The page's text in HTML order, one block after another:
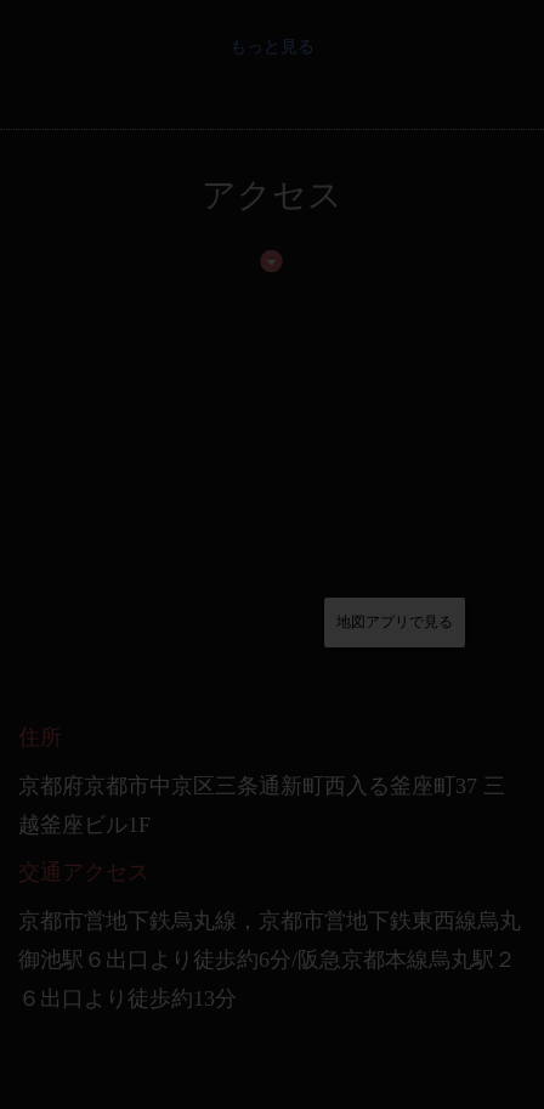
もっと見る
アクセス
地図アプリで見る
住所
京都府京都市中京区三条通新町西入る釜座町37 三
越釜座ビル1F
交通アクセス
京都市営地下鉄烏丸線，京都市営地下鉄東西線烏丸
御池駅６出口より徒歩約6分/阪急京都本線烏丸駅２
６出口より徒歩約13分